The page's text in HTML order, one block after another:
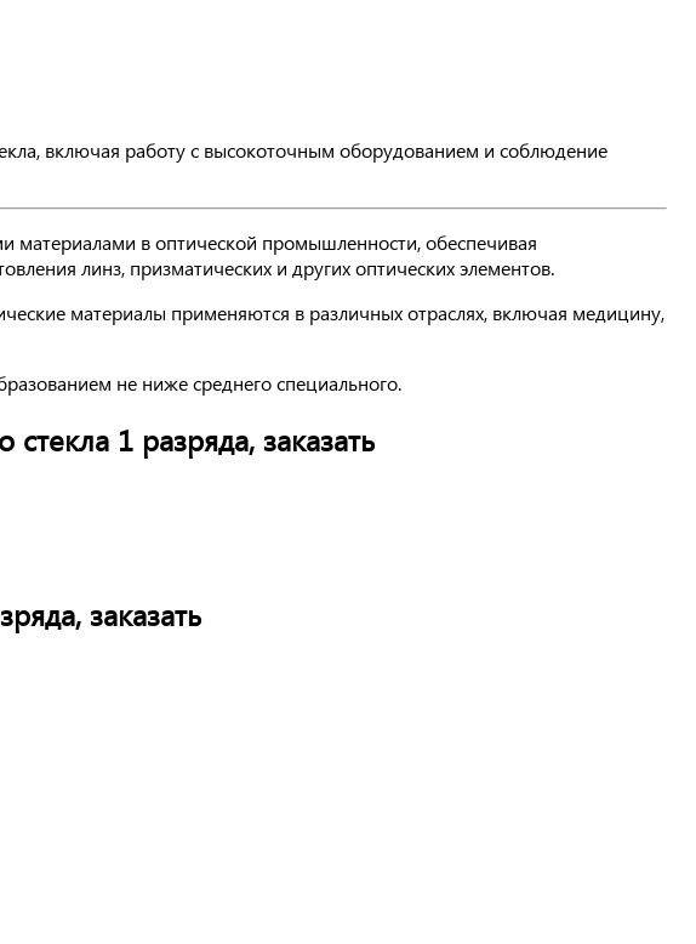
включая работу с высокоточным оборудованием и соблюдение
материалами в оптической промышленности, обеспечивая
линз, призматических и других оптических элементов.
материалы применяются в различных отраслях, включая медицину,
не ниже среднего специального.
1 разряда, заказать
заказать